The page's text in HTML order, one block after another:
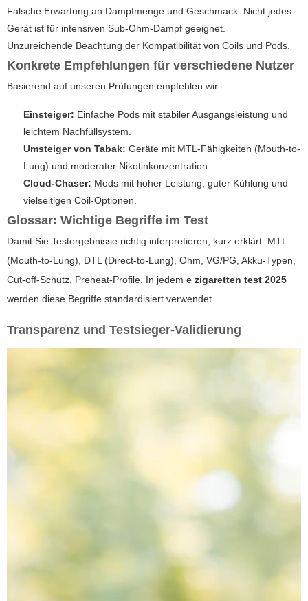
Falsche Erwartung an Dampfmenge und Geschmack: Nicht jedes
Gerät ist für intensiven Sub-Ohm-Dampf geeignet.
Unzureichende Beachtung der Kompatibilität von Coils und Pods.
Konkrete Empfehlungen für verschiedene Nutzer
Basierend auf unseren Prüfungen empfehlen wir:
Einsteiger: Einfache Pods mit stabiler Ausgangsleistung und
leichtem Nachfüllsystem.
Umsteiger von Tabak: Geräte mit MTL-Fähigkeiten (Mouth-to-
Lung) und moderater Nikotinkonzentration.
Cloud-Chaser: Mods mit hoher Leistung, guter Kühlung und
vielseitigen Coil-Optionen.
Glossar: Wichtige Begriffe im Test
Damit Sie Testergebnisse richtig interpretieren, kurz erklärt: MTL
(Mouth-to-Lung), DTL (Direct-to-Lung), Ohm, VG/PG, Akku-Typen,
Cut-off-Schutz, Preheat-Profile. In jedem e zigaretten test 2025
werden diese Begriffe standardisiert verwendet.
Transparenz und Testsieger-Validierung